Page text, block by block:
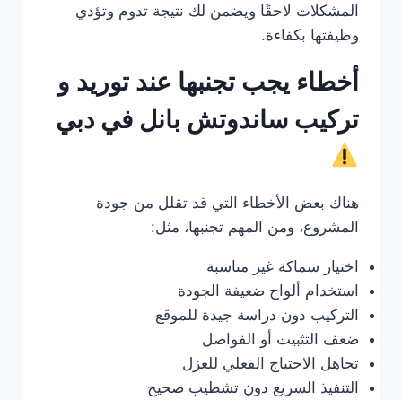
المشكلات لاحقًا ويضمن لك نتيجة تدوم وتؤدي
وظيفتها بكفاءة.
أخطاء يجب تجنبها عند توريد و
تركيب ساندوتش بانل في دبي
هناك بعض الأخطاء التي قد تقلل من جودة
المشروع، ومن المهم تجنبها، مثل:
اختيار سماكة غير مناسبة
استخدام ألواح ضعيفة الجودة
التركيب دون دراسة جيدة للموقع
ضعف التثبيت أو الفواصل
تجاهل الاحتياج الفعلي للعزل
التنفيذ السريع دون تشطيب صحيح